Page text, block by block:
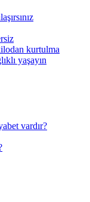
kurtulma
yaşayın
vardır?